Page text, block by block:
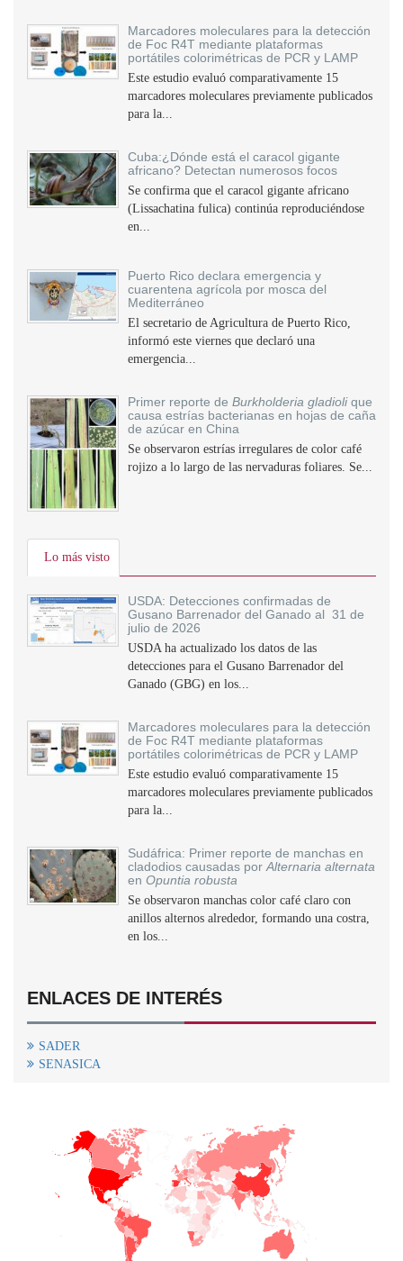
Marcadores moleculares para la detección
de Foc R4T mediante plataformas
portátiles colorimétricas de PCR y LAMP
Este estudio evaluó comparativamente 15
marcadores moleculares previamente publicados
para la...
Cuba:¿Dónde está el caracol gigante
africano? Detectan numerosos focos
Se confirma que el caracol gigante africano
(Lissachatina fulica) continúa reproduciéndose
en...
Puerto Rico declara emergencia y
cuarentena agrícola por mosca del
Mediterráneo
El secretario de Agricultura de Puerto Rico,
informó este viernes que declaró una
emergencia...
Primer reporte de Burkholderia gladiolique
causa estrías bacterianas en hojas de caña
de azúcar en China
Se observaron estrías irregulares de color café
rojizo a lo largo de las nervaduras foliares. Se...
Lo más visto
USDA: Detecciones confirmadas de
Gusano Barrenador del Ganado al 31 de
julio de 2026
USDA ha actualizado los datos de las
detecciones para el Gusano Barrenador del
Ganado (GBG) en los...
Marcadores moleculares para la detección
de Foc R4T mediante plataformas
portátiles colorimétricas de PCR y LAMP
Este estudio evaluó comparativamente 15
marcadores moleculares previamente publicados
para la...
Sudáfrica: Primer reporte de manchas en
cladodios causadas por Alternaria alternata
en Opuntia robusta
Se observaron manchas color café claro con
anillos alternos alrededor, formando una costra,
en los...
ENLACES DE INTERÉS
SADER
SENASICA